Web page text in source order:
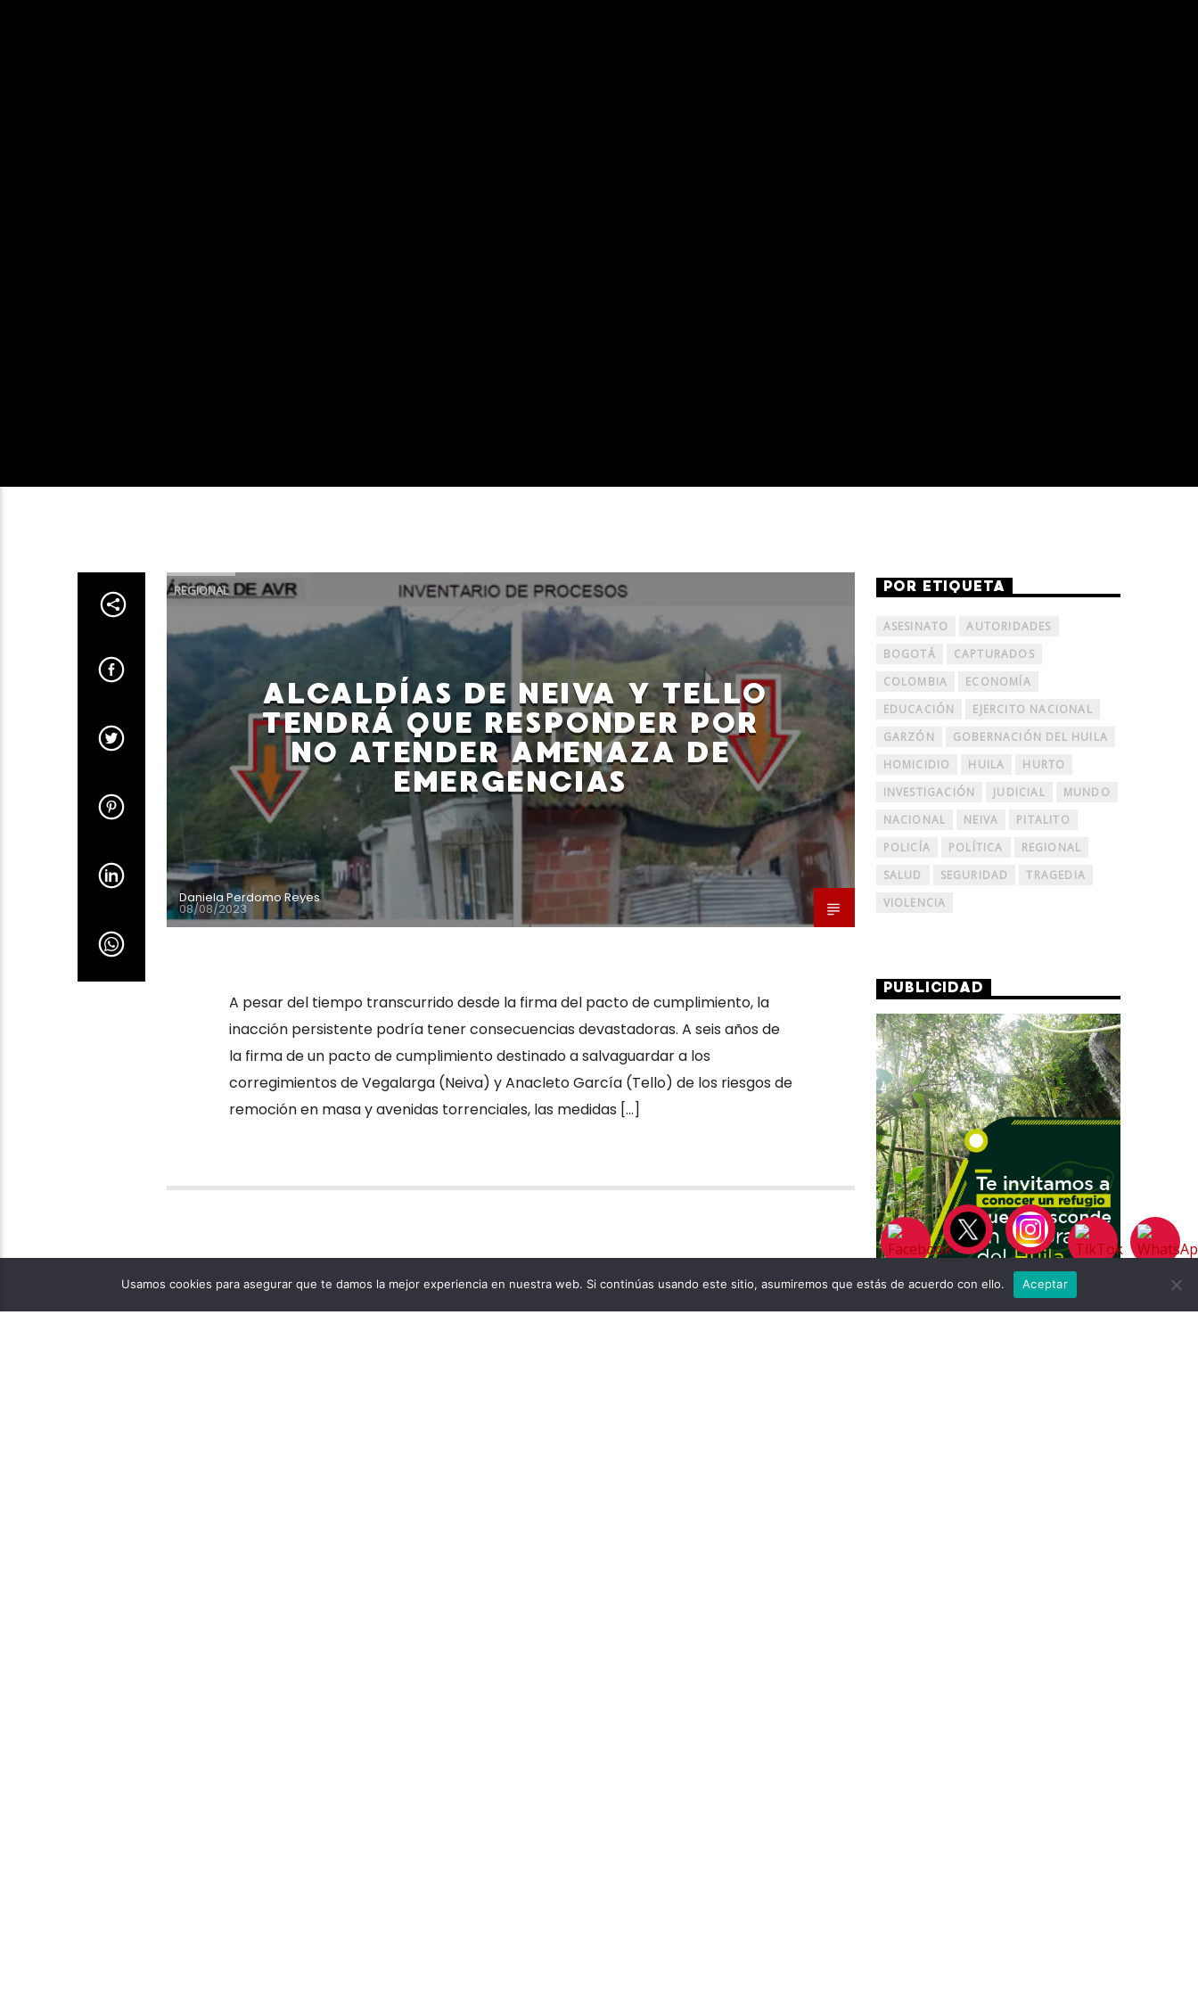
REGIONAL
ALCALDÍAS DE NEIVA Y TELLO
TENDRÁ QUE RESPONDER POR
NO ATENDER AMENAZA DE
EMERGENCIAS
Daniela Perdomo Reyes
08/08/2023
A pesar del tiempo transcurrido desde la firma del pacto de cumplimiento, la
inacción persistente podría tener consecuencias devastadoras. A seis años de
la firma de un pacto de cumplimiento destinado a salvaguardar a los
corregimientos de Vegalarga (Neiva) y Anacleto García (Tello) de los riesgos de
remoción en masa y avenidas torrenciales, las medidas […]
POR ETIQUETA
ASESINATO
AUTORIDADES
BOGOTÁ
CAPTURADOS
COLOMBIA
ECONOMÍA
EDUCACIÓN
EJERCITO NACIONAL
GARZÓN
GOBERNACIÓN DEL HUILA
HOMICIDIO
HUILA
HURTO
INVESTIGACIÓN
JUDICIAL
MUNDO
NACIONAL
NEIVA
PITALITO
POLICÍA
POLÍTICA
REGIONAL
SALUD
SEGURIDAD
TRAGEDIA
VIOLENCIA
PUBLICIDAD
Usamos cookies para asegurar que te damos la mejor experiencia en nuestra web. Si continúas usando este sitio, asumiremos que estás de acuerdo con ello. Aceptar